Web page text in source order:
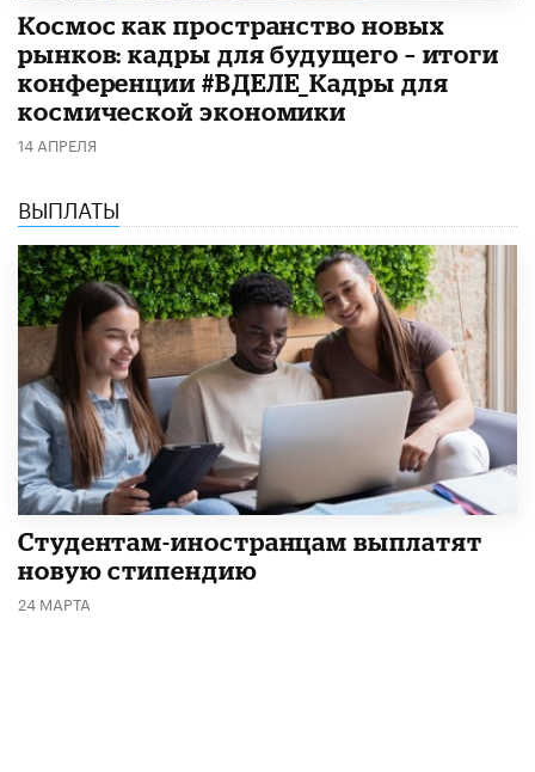
Космос как пространство новых
рынков: кадры для будущего – итоги
конференции #ВДЕЛЕ_Кадры для
космической экономики
14 АПРЕЛЯ
ВЫПЛАТЫ
Студентам-иностранцам выплатят
новую стипендию
24 МАРТА